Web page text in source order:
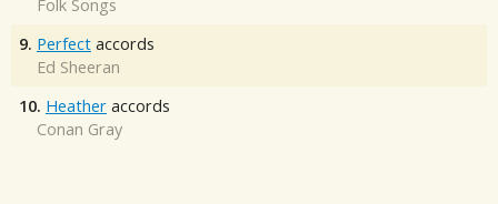
Folk Songs
9. Perfect accords
Ed Sheeran
10. Heather accords
Conan Gray